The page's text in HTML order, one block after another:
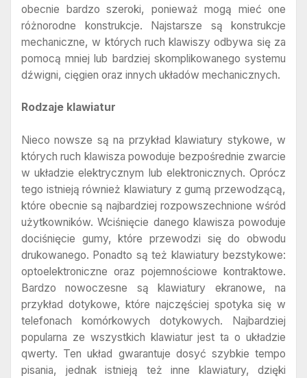
obecnie bardzo szeroki, ponieważ mogą mieć one
różnorodne konstrukcje. Najstarsze są konstrukcje
mechaniczne, w których ruch klawiszy odbywa się za
pomocą mniej lub bardziej skomplikowanego systemu
dźwigni, cięgien oraz innych układów mechanicznych.
Rodzaje klawiatur
Nieco nowsze są na przykład klawiatury stykowe, w
których ruch klawisza powoduje bezpośrednie zwarcie
w układzie elektrycznym lub elektronicznych. Oprócz
tego istnieją również klawiatury z gumą przewodzącą,
które obecnie są najbardziej rozpowszechnione wśród
użytkowników. Wciśnięcie danego klawisza powoduje
dociśnięcie gumy, które przewodzi się do obwodu
drukowanego. Ponadto są też klawiatury bezstykowe:
optoelektroniczne oraz pojemnościowe kontraktowe.
Bardzo nowoczesne są klawiatury ekranowe, na
przykład dotykowe, które najczęściej spotyka się w
telefonach komórkowych dotykowych. Najbardziej
popularna ze wszystkich klawiatur jest ta o układzie
qwerty. Ten układ gwarantuje dosyć szybkie tempo
pisania, jednak istnieją też inne klawiatury, dzięki